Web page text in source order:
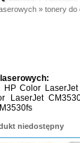
» tonery do
HP Color
LaserJet
niedostępny